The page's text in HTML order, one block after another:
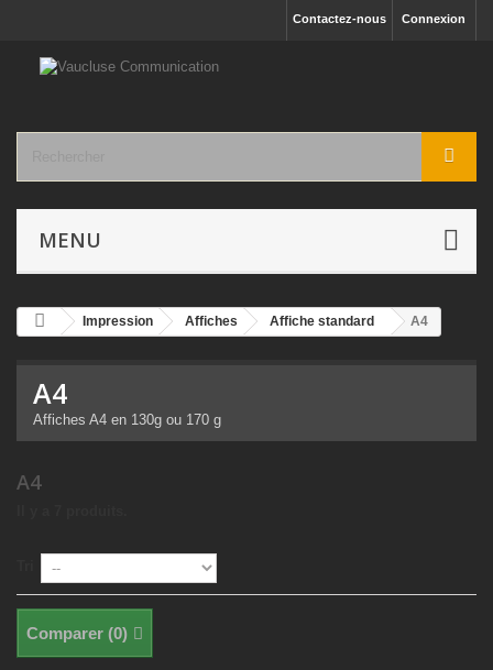
Connexion
Contactez-nous
MENU
Impression Affiches Affiche standard A4
A4
Affiches A4 en 130g ou 170 g
A4
Comparer (0)